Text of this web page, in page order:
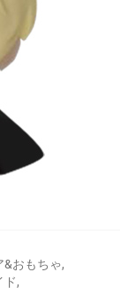
&おもちゃ,
ド,